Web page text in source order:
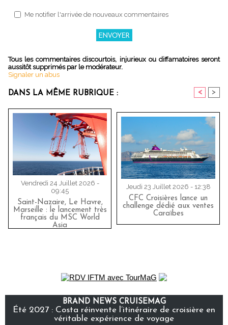
Me notifier l'arrivée de nouveaux commentaires
Tous les commentaires discourtois, injurieux ou diffamatoires seront
aussitôt supprimés par le modérateur.
Signaler un abus
DANS LA MÊME RUBRIQUE : < >
Vendredi 24 Juillet 2026 -
09:45
Saint-Nazaire, Le Havre,
Marseille : le lancement très
français du MSC World
Asia
Jeudi 23 Juillet 2026 - 12:38
CFC Croisières lance un
challenge dédié aux ventes
Caraïbes
BRAND NEWS CRUISEMAG
Été 2027 : Costa réinvente l’itinéraire de croisière en
véritable expérience de voyage